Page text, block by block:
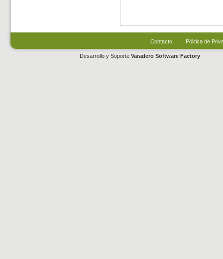
Contacto| Pólitica de
Desarrollo y Soporte Varadero Software Factory